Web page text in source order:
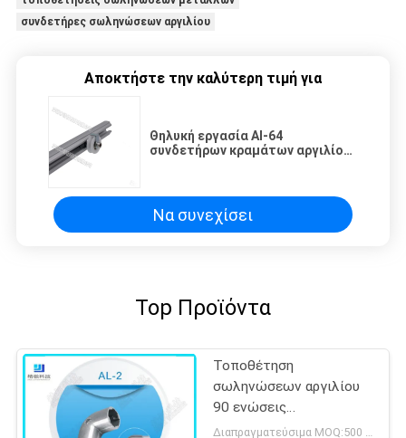
συνδετήρες σωληνώσεων αργιλίου
Αποκτήστε την καλύτερη τιμή για
Θηλυκή εργασία Al-64
συνδετήρων κραμάτων αργιλίου
Να συνεχίσει
Top Προϊόντα
Τοποθέτηση
σωληνώσεων αργιλίου
90 ενώσεις
σωληνώσεων αργιλίου